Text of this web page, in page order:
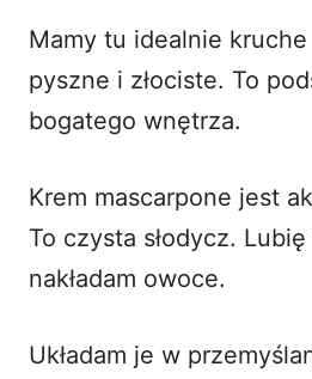
Mamy tu idealnie
pyszne i złociste. To
bogatego wnętrza.
Krem mascarpone jest
To czysta słodycz.
nakładam owoce.
Układam je w